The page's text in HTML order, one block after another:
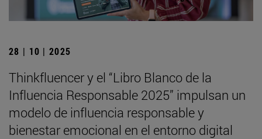
28 | 10 | 2025
Thinkfluencer y el “Libro Blanco de la
Influencia Responsable 2025” impulsan un
modelo de influencia responsable y
bienestar emocional en el entorno digital